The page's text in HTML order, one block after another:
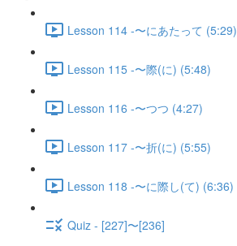
Lesson 114 -〜にあたって (5:29)
Lesson 115 -〜際(に) (5:48)
Lesson 116 -〜つつ (4:27)
Lesson 117 -〜折(に) (5:55)
Lesson 118 -〜に際し(て) (6:36)
Quiz - [227]〜[236]